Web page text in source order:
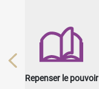
Repenser le pouvoir
Previous